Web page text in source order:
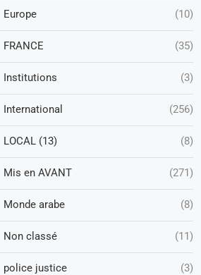
Europe (10)
FRANCE (35)
Institutions (3)
International (256)
LOCAL (13) (8)
Mis en AVANT (271)
Monde arabe (8)
Non classé (11)
police justice (3)